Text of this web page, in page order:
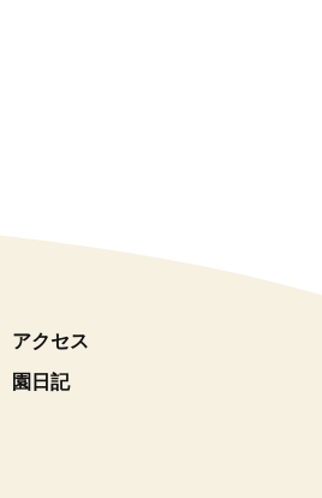
アクセス
園日記